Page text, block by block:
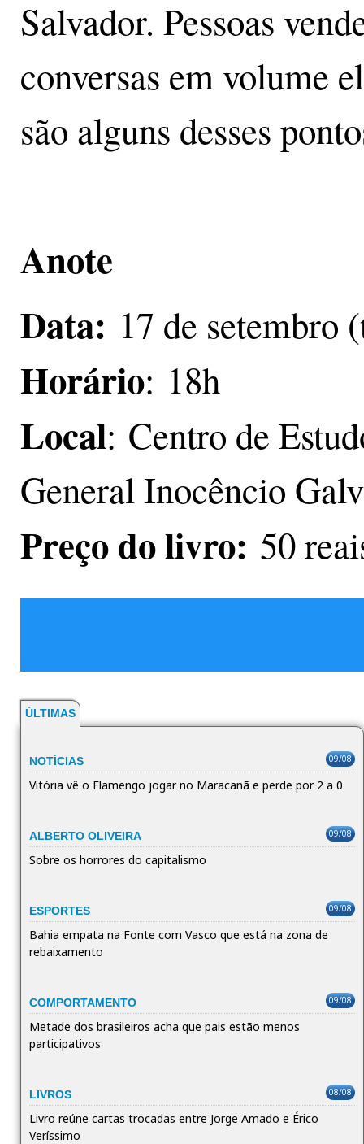
Salvador. Pessoas
conversas em volume
são alguns desses
Anote
Data: 17 de setembro
Horário: 18h
Local: Centro de
General Inocêncio
Preço do livro: 50
ÚLTIMAS
NOTÍCIAS 09/08
Vitória vê o Flamengo jogar no Maracanã e perde por 2 a 0
ALBERTO OLIVEIRA 09/08
Sobre os horrores do capitalismo
ESPORTES 09/08
Bahia empata na Fonte com Vasco que está na zona de
rebaixamento
COMPORTAMENTO 09/08
Metade dos brasileiros acha que pais estão menos
participativos
LIVROS 08/08
Livro reúne cartas trocadas entre Jorge Amado e Érico
Veríssimo